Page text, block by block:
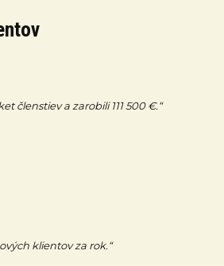
členstiev a zarobili 111 500 €.“
klientov za rok.“